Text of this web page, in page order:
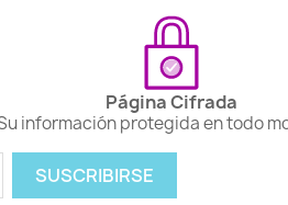
Página Cifrada
información protegida en todo